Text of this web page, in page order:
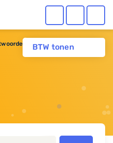
BTW tonen
PHP 8.x planning